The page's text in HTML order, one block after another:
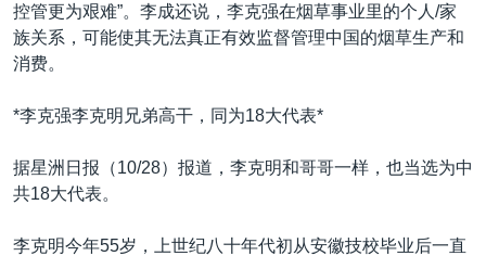
控管更为艰难”。李成还说，李克强在烟草事业里的个人/家
族关系，可能使其无法真正有效监督管理中国的烟草生产和
消费。
*李克强李克明兄弟高干，同为18大代表*
据星洲日报（10/28）报道，李克明和哥哥一样，也当选为中
共18大代表。
李克明今年55岁，上世纪八十年代初从安徽技校毕业后一直